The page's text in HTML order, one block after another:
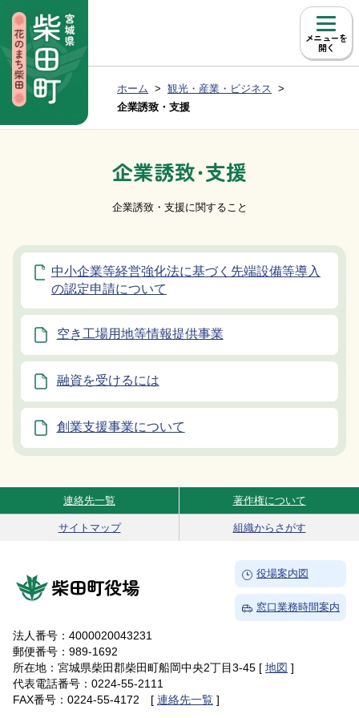
メニュー
Group NAV BreadCrumb
現在位置：
ホーム
観光・産業・ビジネス
企業誘致・支援
企業誘致・支援
企業誘致・支援に関すること
中小企業等経営強化法に基づく先端設備等導入
の認定申請について
空き工場用地等情報提供事業
融資を受けるには
創業支援事業について
Site Navigation
連絡先一覧 著作権について
サイトマップ 組織からさがす
柴田町役場
→
役場案内図
→
窓口業務時間案内
法人番号：4000020043231
郵便番号：989-1692
所在地：宮城県柴田郡柴田町船岡中央2丁目3-45 [ 地図 ]
代表電話番号：0224-55-2111
FAX番号：0224-55-4172 [ 連絡先一覧 ]